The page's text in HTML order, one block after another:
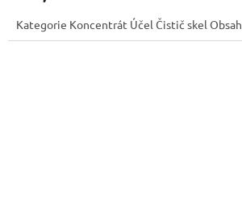
Kategorie Koncentrát Účel Čistič skel